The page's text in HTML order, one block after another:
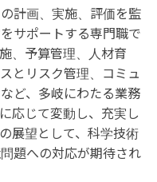
計画、実施、評価を監
サポートする専門職で
、予算管理、人材育
とリスク管理、コミュ
ど、多岐にわたる業務
応じて変動し、充実し
展望として、科学技術
題への対応が期待され